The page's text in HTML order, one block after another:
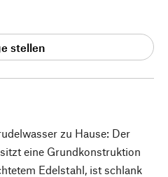
zu Hause: Der
eine Grundkonstruktion
Edelstahl, ist schlank
stellen